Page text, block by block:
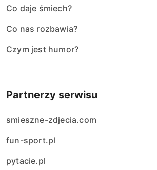
Co daje śmiech?
Co nas rozbawia?
Czym jest humor?
Partnerzy serwisu
smieszne-zdjecia.com
fun-sport.pl
pytacie.pl